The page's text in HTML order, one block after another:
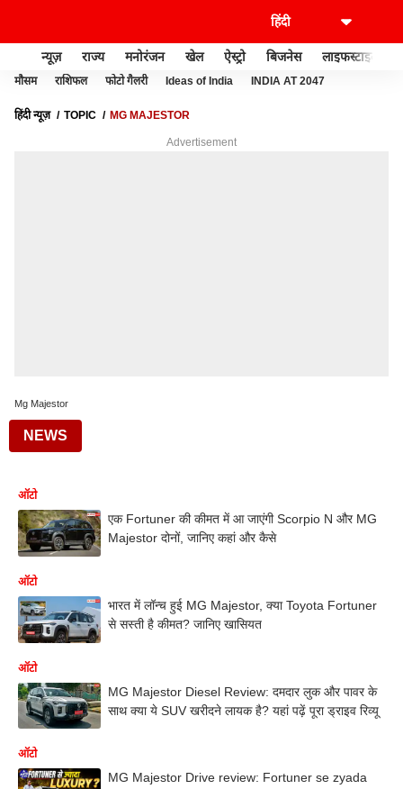
न्यूज़ राज्य मनोरंजन खेल ऐस्ट्रो बिजनेस लाइफस्टाइल
मौसम राशिफल फोटो गैलरी Ideas of India INDIA AT 2047
हिंदी न्यूज़ TOPIC MG MAJESTOR
Advertisement
Mg Majestor
NEWS
ऑटो
एक Fortuner की कीमत में आ जाएंगी Scorpio N और MG
Majestor दोनों, जानिए कहां और कैसे
ऑटो
भारत में लॉन्च हुई MG Majestor, क्या Toyota Fortuner
से सस्ती है कीमत? जानिए खासियत
ऑटो
MG Majestor Diesel Review: दमदार लुक और पावर के
साथ क्या ये SUV खरीदने लायक है? यहां पढ़ें पूरा ड्राइव रिव्यू
ऑटो
MG Majestor Drive review: Fortuner se zyada